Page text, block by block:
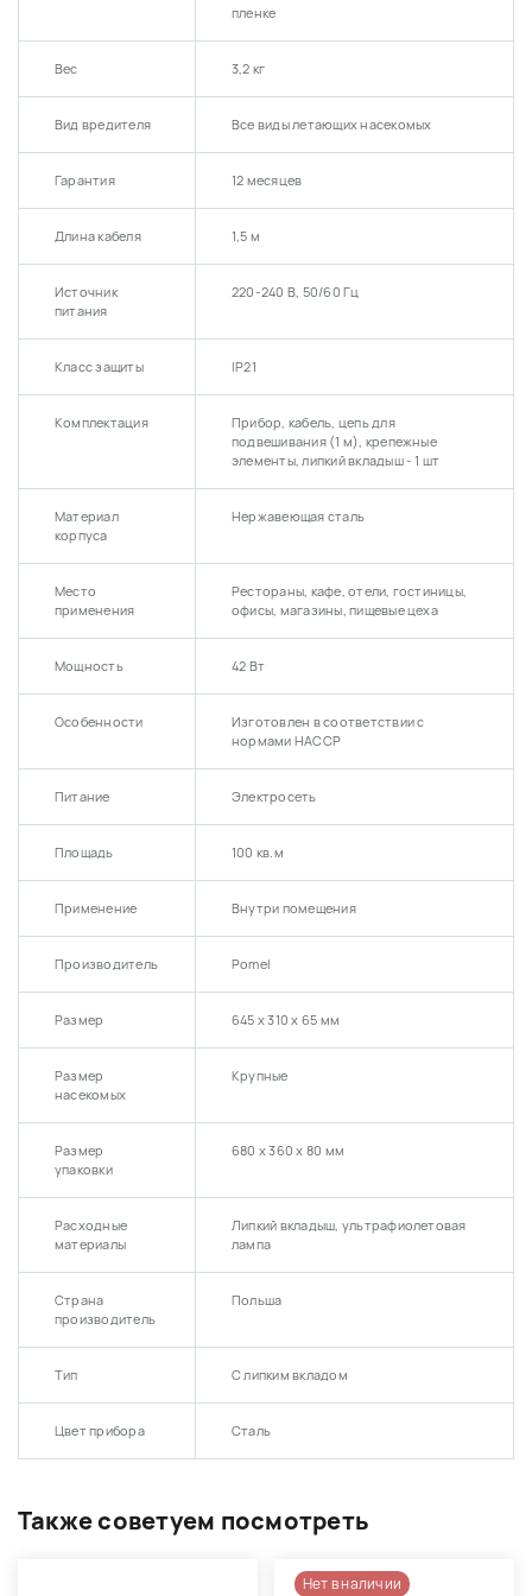
пленке
Вес 3,2 кг
Вид вредителя Все виды летающих насекомых
Гарантия 12 месяцев
Длина кабеля 1,5 м
Источник
питания
220-240 В, 50/60 Гц
Класс защиты IP21
Комплектация
Прибор, кабель, цепь для
подвешивания (1 м), крепежные
элементы, липкий вкладыш - 1 шт
Материал
корпуса
Нержавеющая сталь
Место
применения
Рестораны, кафе, отели, гостиницы,
офисы, магазины, пищевые цеха
Мощность 42 Вт
Особенности
Изготовлен в соответствии с
нормами HACCP
Питание Электросеть
Площадь 100 кв.м
Применение Внутри помещения
Производитель Pomel
Размер 645 х 310 х 65 мм
Размер
насекомых
Крупные
Размер
упаковки
680 х 360 х 80 мм
Расходные
материалы
Липкий вкладыш, ультрафиолетовая
лампа
Страна
производитель
Польша
Тип С липким вкладом
Цвет прибора Сталь
Также советуем посмотреть
Нет в наличии